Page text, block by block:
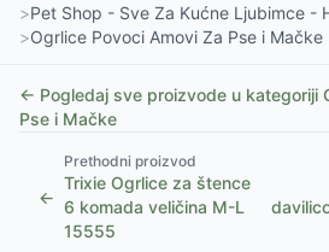
>Pet Shop - Sve Za Kućne Ljubimce -
>Ogrlice Povoci Amovi Za Pse i Mačke
← Pogledaj sve proizvode u kategoriji
Pse i Mačke
←
Prethodni proizvod
Trixie Ogrlice za štence
6 komada veličina M-L
15555